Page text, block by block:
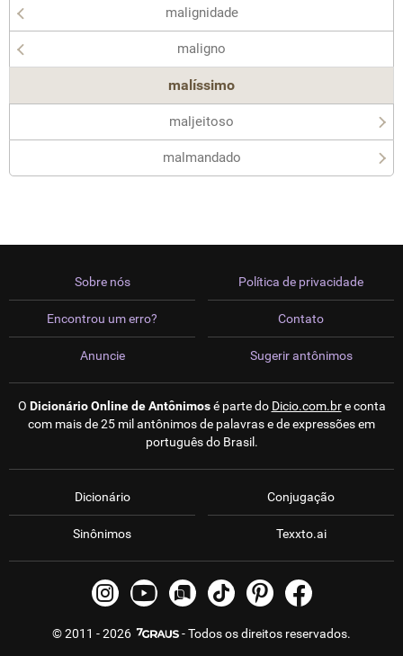
malignidade
maligno
malíssimo
maljeitoso
malmandado
Sobre nós
Encontrou um erro?
Anuncie
Política de privacidade
Contato
Sugerir antônimos
O Dicionário Online de Antônimosé parte do Dicio.com.bre conta
com mais de 25 mil antônimos de palavras e de expressões em
português do Brasil.
Dicionário
Sinônimos
Conjugação
Texxto.ai
© 2011 - 2026 - Todos os direitos reservados.